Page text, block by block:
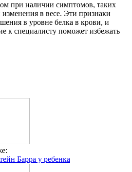
при наличии симптомов, таких
изменения в весе. Эти признаки
в уровне белка в крови, и
к специалисту поможет избежать
Барра у ребенка